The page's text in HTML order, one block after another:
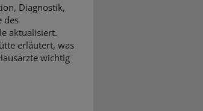
Diagnostik,
des
aktualisiert.
erläutert, was
wichtig